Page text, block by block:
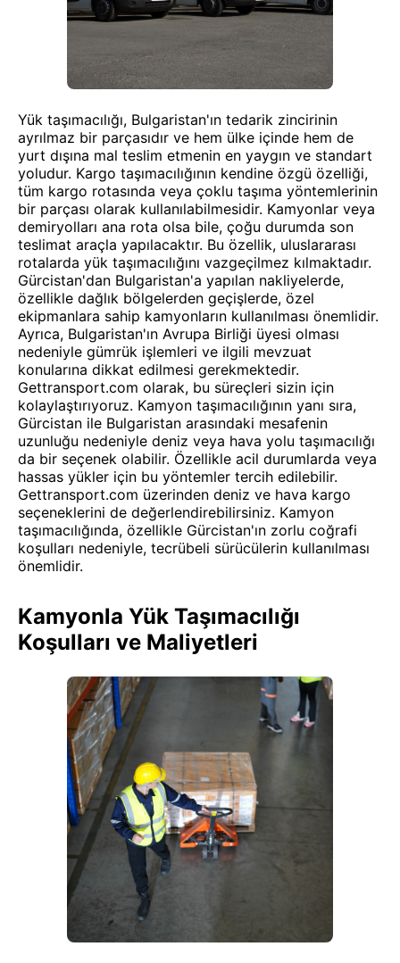
Yük taşımacılığı, Bulgaristan'ın tedarik zincirinin
ayrılmaz bir parçasıdır ve hem ülke içinde hem de
yurt dışına mal teslim etmenin en yaygın ve standart
yoludur. Kargo taşımacılığının kendine özgü özelliği,
tüm kargo rotasında veya çoklu taşıma yöntemlerinin
bir parçası olarak kullanılabilmesidir. Kamyonlar veya
demiryolları ana rota olsa bile, çoğu durumda son
teslimat araçla yapılacaktır. Bu özellik, uluslararası
rotalarda yük taşımacılığını vazgeçilmez kılmaktadır.
Gürcistan'dan Bulgaristan'a yapılan nakliyelerde,
özellikle dağlık bölgelerden geçişlerde, özel
ekipmanlara sahip kamyonların kullanılması önemlidir.
Ayrıca, Bulgaristan'ın Avrupa Birliği üyesi olması
nedeniyle gümrük işlemleri ve ilgili mevzuat
konularına dikkat edilmesi gerekmektedir.
Gettransport.com olarak, bu süreçleri sizin için
kolaylaştırıyoruz. Kamyon taşımacılığının yanı sıra,
Gürcistan ile Bulgaristan arasındaki mesafenin
uzunluğu nedeniyle deniz veya hava yolu taşımacılığı
da bir seçenek olabilir. Özellikle acil durumlarda veya
hassas yükler için bu yöntemler tercih edilebilir.
Gettransport.com üzerinden deniz ve hava kargo
seçeneklerini de değerlendirebilirsiniz. Kamyon
taşımacılığında, özellikle Gürcistan'ın zorlu coğrafi
koşulları nedeniyle, tecrübeli sürücülerin kullanılması
önemlidir.
Kamyonla Yük Taşımacılığı
Koşulları ve Maliyetleri